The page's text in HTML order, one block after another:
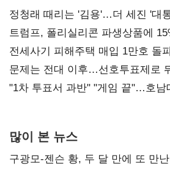
정청래 때리는 '김용'…더 세진 '대
트럼프, 폴리실리콘 파생상품에
재건"
전세사기 피해주택 매입 1만호 돌
4만278명
문제는 전대 이후…선호투표제로
불복'
"1차 투표서 과반" "게임 끝"…호남
많이 본 뉴스
구광모-젠슨 황, 두 달 만에 또 만